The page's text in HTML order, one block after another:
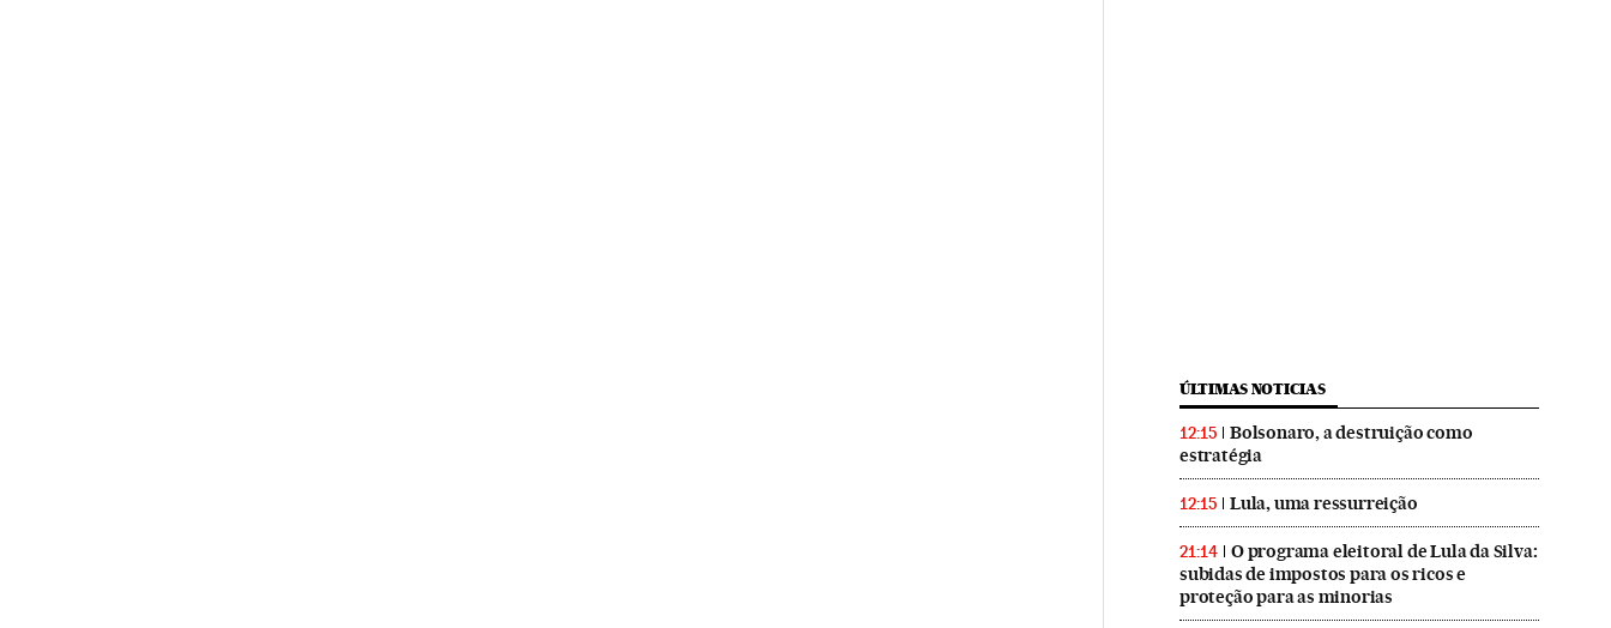
ÚLTIMAS NOTICIAS
12:15
Bolsonaro, a destruição como
estratégia
12:15 Lula, uma ressurreição
21:14
O programa eleitoral de Lula da Silva:
subidas de impostos para os ricos e
proteção para as minorias